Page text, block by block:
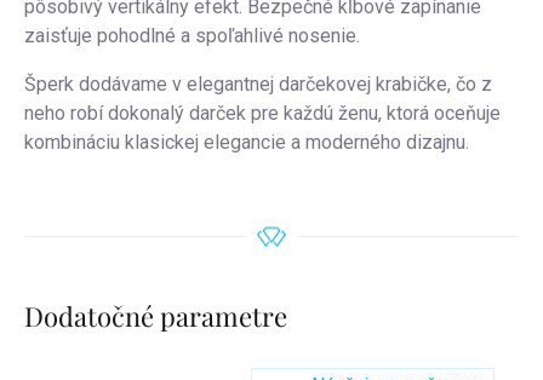
pôsobivý vertikálny efekt. Bezpečné kĺbové zapínanie
zaisťuje pohodlné a spoľahlivé nosenie.
Šperk dodávame v elegantnej darčekovej krabičke, čo z
neho robí dokonalý darček pre každú ženu, ktorá oceňuje
kombináciu klasickej elegancie a moderného dizajnu.
Dodatočné parametre